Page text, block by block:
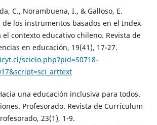
C., Norambuena, I., & Galloso, E.
de los instrumentos basados en el Index
contexto educativo chileno. Revista de
en educación, 19(41), 17-27.
scielo.php?pid=S0718-
una educación inclusiva para todos.
Profesorado. Revista de Currículum
23(1), 1-9.